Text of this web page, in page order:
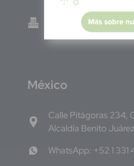
Green Know S.A de
220118-102-0
México
Calle Pitágoras 234,
Alcaldía Benito
WhatsApp: +52 1 331